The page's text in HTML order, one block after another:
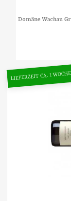
Domäne Wachau
LIEFERZEIT CA. 1 WOCHE